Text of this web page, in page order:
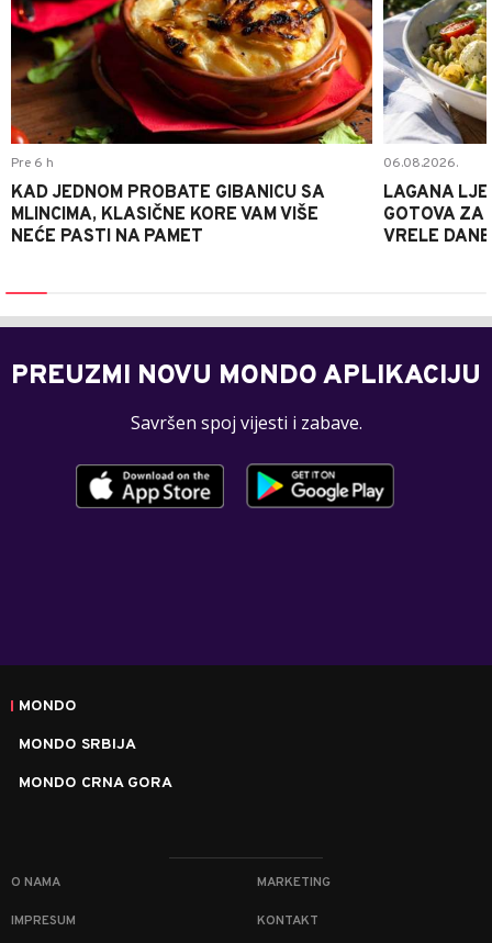
Pre 6 h
KAD JEDNOM PROBATE GIBANICU SA
MLINCIMA, KLASIČNE KORE VAM VIŠE
NEĆE PASTI NA PAMET
06.08.2026.
LAGANA
GOTOVA ZA
VRELE DANE
PREUZMI NOVU MONDO APLIKACIJU
Savršen spoj vijesti i zabave.
MONDO
MONDO SRBIJA
MONDO CRNA GORA
O NAMA MARKETING
IMPRESUM KONTAKT